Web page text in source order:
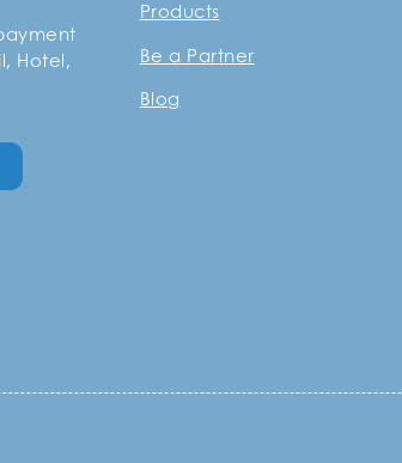
Hotel,
Products
Be a Partner
Blog